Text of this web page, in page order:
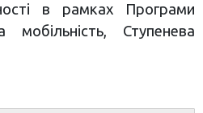
в рамках Програми
мобільність, Ступенева